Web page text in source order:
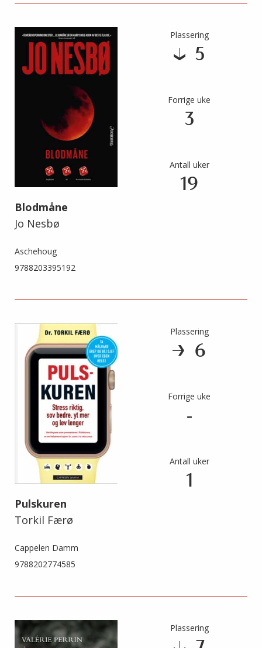
Blodmåne
Jo Nesbø
Aschehoug
9788203395192
Plassering
5
Forrige uke
3
Antall uker
19
Pulskuren
Torkil Færø
Cappelen Damm
9788202774585
Plassering
6
Forrige uke
-
Antall uker
1
Plassering